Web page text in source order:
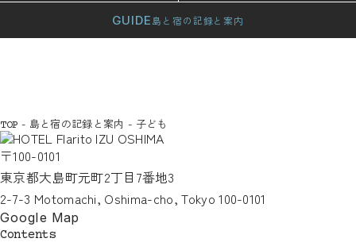
GUIDE島と宿の記録と案内
TOP - 島と宿の記録と案内 - 子ども
〒100-0101
東京都大島町元町2丁目7番地3
2-7-3 Motomachi, Oshima-cho, Tokyo 100-0101
Google Map
Contents